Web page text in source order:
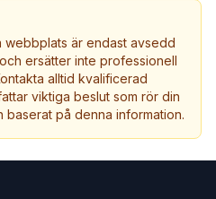
webbplats är endast avsedd
ersätter inte professionell
alltid kvalificerad
viktiga beslut som rör din
baserat på denna information.